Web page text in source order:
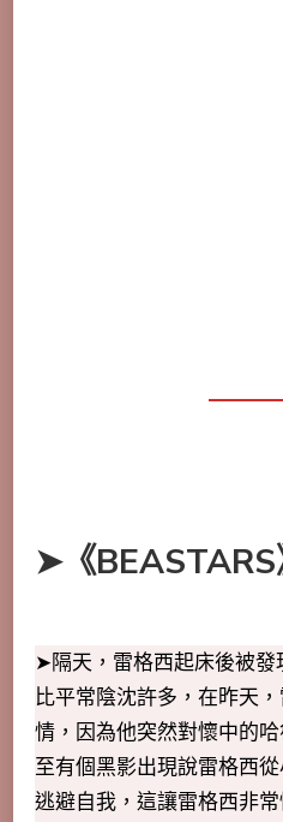
➤《
➤隔天，雷格西起床後被
比平常陰沈許多，在昨天
情，因為他突然對懷中的
至有個黑影出現說雷格西
逃避自我，這讓雷格西非